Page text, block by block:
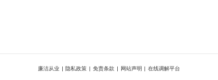
廉洁从业 | 隐私政策 | 免责条款 | 网站声明 | 在线调解平台